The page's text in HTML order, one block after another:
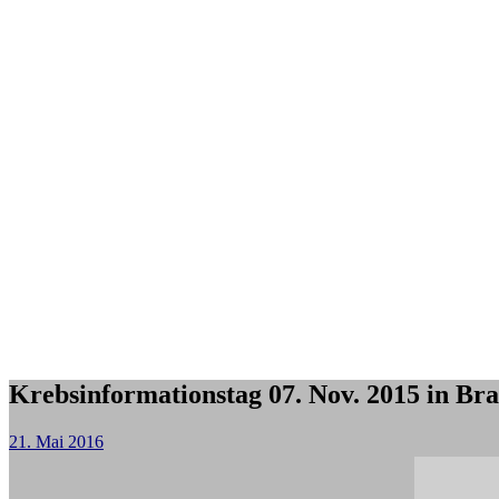
Krebsinformationstag 07. Nov. 2015 in
21. Mai 2016